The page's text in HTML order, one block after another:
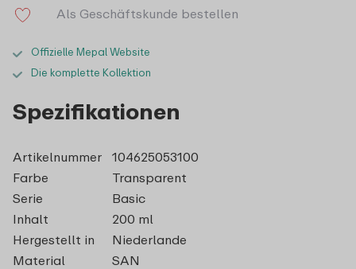
Als Geschäftskunde bestellen
Offizielle Mepal Website
Die komplette Kollektion
Spezifikationen
Artikelnummer
104625053100
Farbe
Transparent
Serie
Basic
Inhalt
200 ml
Hergestellt in
Niederlande
Material
SAN